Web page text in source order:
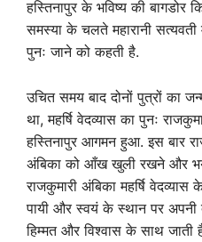
हस्तिनापुर के भविष्य की बागडोर
समस्या के चलते महारानी सत्यवती
पुनः जाने को कहती है.
उचित समय बाद दोनों पुत्रों का
था, महर्षि वेदव्यास का पुनः
हस्तिनापुर आगमन हुआ. इस बार
अंबिका को आँख खुली रखने और
राजकुमारी अंबिका महर्षि
पायी और स्वयं के स्थान पर अपनी
हिम्मत और विश्वास के साथ